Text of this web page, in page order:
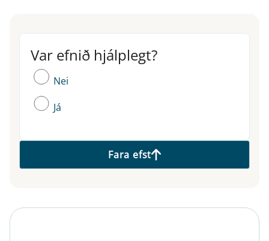
Var efnið hjálplegt?
Var efnið hjálplegt?
Nei
Já
Fara efst